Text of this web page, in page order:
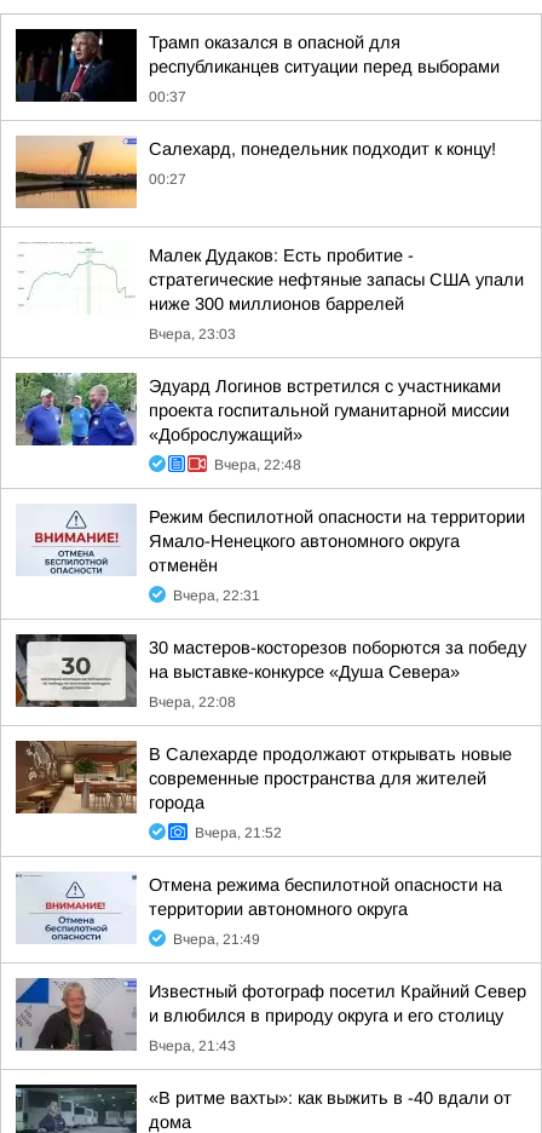
Трамп оказался в опасной для
республиканцев ситуации перед выборами
00:37
Салехард, понедельник подходит к концу!
00:27
Малек Дудаков: Есть пробитие -
стратегические нефтяные запасы США упали
ниже 300 миллионов баррелей
Вчера, 23:03
Эдуард Логинов встретился с участниками
проекта госпитальной гуманитарной миссии
«Доброслужащий»
Вчера, 22:48
Режим беспилотной опасности на территории
Ямало-Ненецкого автономного округа
отменён
Вчера, 22:31
30 мастеров-косторезов поборются за победу
на выставке-конкурсе «Душа Севера»
Вчера, 22:08
В Салехарде продолжают открывать новые
современные пространства для жителей
города
Вчера, 21:52
Отмена режима беспилотной опасности на
территории автономного округа
Вчера, 21:49
Известный фотограф посетил Крайний Север
и влюбился в природу округа и его столицу
Вчера, 21:43
«В ритме вахты»: как выжить в -40 вдали от
дома